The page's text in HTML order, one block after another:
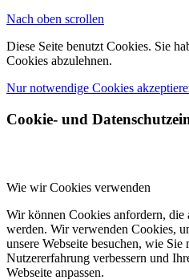
Nach oben scrollen
Diese Seite benutzt Cookies. Sie
Cookies abzulehnen.
Nur notwendige Cookies
Cookie- und
Wie wir Cookies verwenden
Wir können Cookies anfordern, die
werden. Wir verwenden Cookies,
unsere Webseite besuchen, wie
Nutzererfahrung verbessern und
Webseite anpassen.